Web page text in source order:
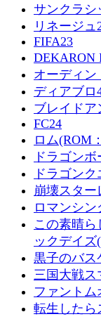
サンクラシ
リネージ
FIFA23
DEKARON
オーディン
ディアブロ
ブレイドア
FC24
ロム(ROM
ドラゴン
ドラゴン
崩壊スタ
ロマンシ
この素晴
ックデイ
黒子のバス
三国大戦ス
ファント
転生したら